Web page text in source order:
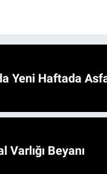
Beyanı